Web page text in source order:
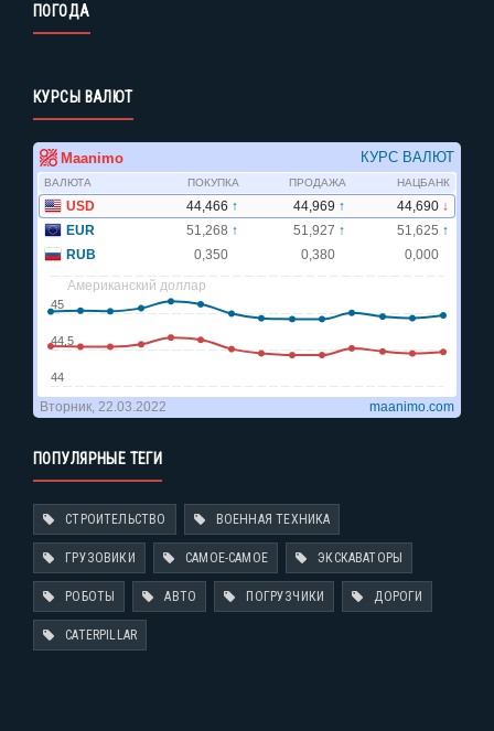
ПОГОДА
КУРСЫ ВАЛЮТ
ПОПУЛЯРНЫЕ ТЕГИ
СТРОИТЕЛЬСТВО ВОЕННАЯ ТЕХНИКА
ГРУЗОВИКИ САМОЕ-САМОЕ ЭКСКАВАТОРЫ
РОБОТЫ АВТО ПОГРУЗЧИКИ ДОРОГИ
CATERPILLAR